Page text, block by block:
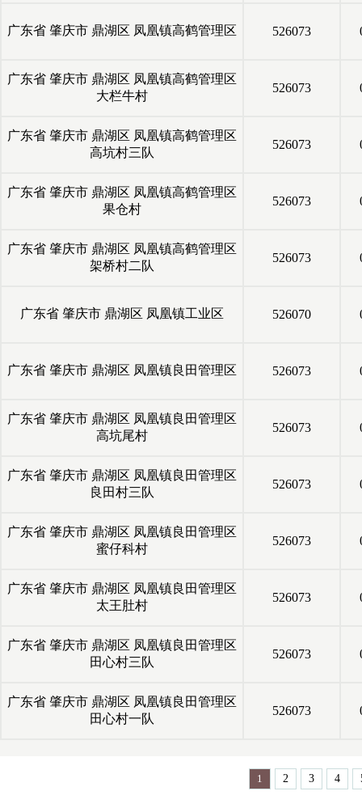
广东省 肇庆市 鼎湖区 凤凰镇高鹤管理区 526073
广东省 肇庆市 鼎湖区 凤凰镇高鹤管理区
大栏牛村
526073
广东省 肇庆市 鼎湖区 凤凰镇高鹤管理区
高坑村三队
526073
广东省 肇庆市 鼎湖区 凤凰镇高鹤管理区
果仓村
526073
广东省 肇庆市 鼎湖区 凤凰镇高鹤管理区
架桥村二队
526073
广东省 肇庆市 鼎湖区 凤凰镇工业区 526070
广东省 肇庆市 鼎湖区 凤凰镇良田管理区 526073
广东省 肇庆市 鼎湖区 凤凰镇良田管理区
高坑尾村
526073
广东省 肇庆市 鼎湖区 凤凰镇良田管理区
良田村三队
526073
广东省 肇庆市 鼎湖区 凤凰镇良田管理区
蜜仔科村
526073
广东省 肇庆市 鼎湖区 凤凰镇良田管理区
太王肚村
526073
广东省 肇庆市 鼎湖区 凤凰镇良田管理区
田心村三队
526073
广东省 肇庆市 鼎湖区 凤凰镇良田管理区
田心村一队
526073
1 2 3 4